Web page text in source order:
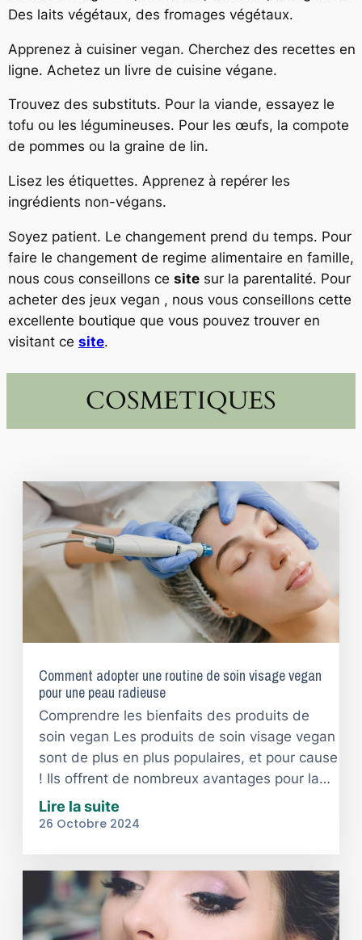
Des laits végétaux, des fromages végétaux.
Apprenez à cuisiner vegan. Cherchez des recettes en
ligne. Achetez un livre de cuisine végane.
Trouvez des substituts. Pour la viande, essayez le
tofu ou les légumineuses. Pour les œufs, la compote
de pommes ou la graine de lin.
Lisez les étiquettes. Apprenez à repérer les
ingrédients non-végans.
Soyez patient. Le changement prend du temps. Pour
faire le changement de regime alimentaire en famille,
nous cous conseillons ce site sur la parentalité. Pour
acheter des jeux vegan , nous vous conseillons cette
excellente boutique que vous pouvez trouver en
visitant ce site.
COSMETIQUES
Comment adopter une routine de soin visage vegan
pour une peau radieuse
26 Octobre 2024
Comprendre les bienfaits des produits de
soin vegan Les produits de soin visage vegan
sont de plus en plus populaires, et pour cause
! Ils offrent de nombreux avantages pour la…
Lire la suite